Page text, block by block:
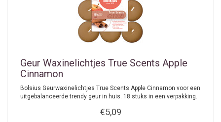
Geur Waxinelichtjes True Scents Apple
Cinnamon
Bolsius Geurwaxinelichtjes True Scents Apple Cinnamon voor een
uitgebalanceerde trendy geur in huis. 18 stuks in een verpakking.
€5,09